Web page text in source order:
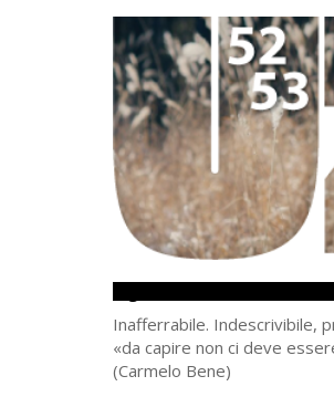
Inafferrabile. Indescrivibile,
«da capire non ci deve
(Carmelo Bene)